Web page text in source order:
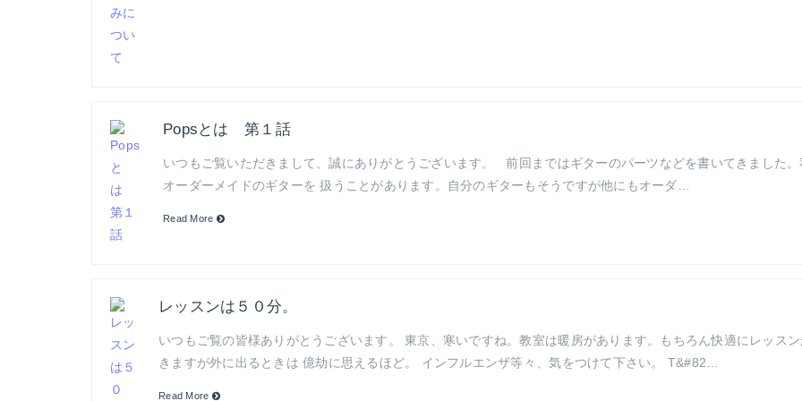
Popsとは 第１話
いつもご覧いただきまして、誠にありがとうございます。 前回まではギターのパーツなどを書いてきました。
オーダーメイドのギターを 扱うことがあります。自分のギターもそうですが他にもオーダ…
Read More
レッスンは５０分。
いつもご覧の皆様ありがとうございます。 東京、寒いですね。教室は暖房があります。もちろん快適にレッス
きますが外に出るときは 億劫に思えるほど。 インフルエンザ等々、気をつけて下さい。 T&#82…
Read More